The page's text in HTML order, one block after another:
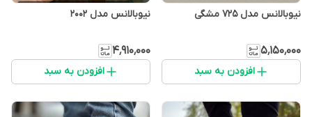
نیوبالانس مدل 725 مشگی
۵٬۱۵۰٬۰۰۰
افزودن به سبد
نیوبالانس مدل 2002
۴٬۹۱۰٬۰۰۰
افزودن به سبد